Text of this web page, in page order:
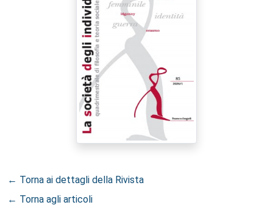
← Torna ai dettagli della Rivista
← Torna agli articoli